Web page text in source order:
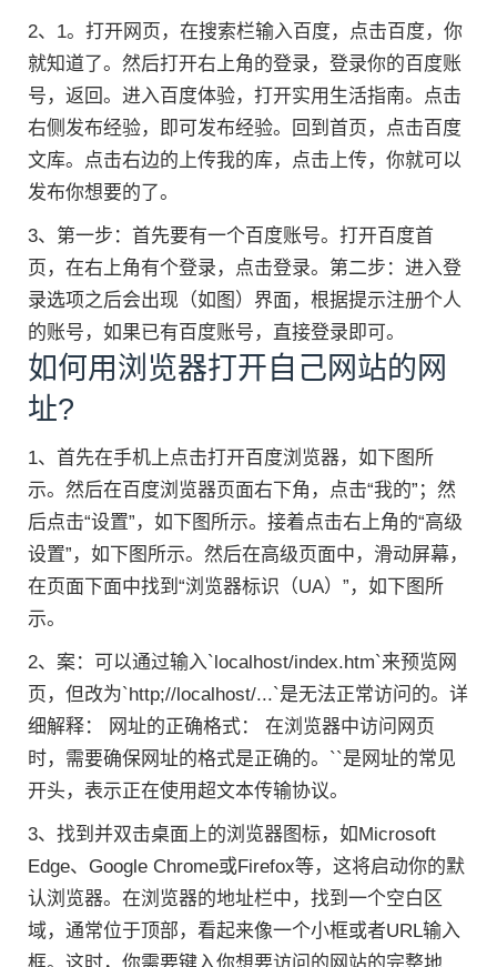
2、1。打开网页，在搜索栏输入百度，点击百度，你
就知道了。然后打开右上角的登录，登录你的百度账
号，返回。进入百度体验，打开实用生活指南。点击
右侧发布经验，即可发布经验。回到首页，点击百度
文库。点击右边的上传我的库，点击上传，你就可以
发布你想要的了。
3、第一步：首先要有一个百度账号。打开百度首
页，在右上角有个登录，点击登录。第二步：进入登
录选项之后会出现（如图）界面，根据提示注册个人
的账号，如果已有百度账号，直接登录即可。
如何用浏览器打开自己网站的网
址?
1、首先在手机上点击打开百度浏览器，如下图所
示。然后在百度浏览器页面右下角，点击“我的”；然
后点击“设置”，如下图所示。接着点击右上角的“高级
设置”，如下图所示。然后在高级页面中，滑动屏幕，
在页面下面中找到“浏览器标识（UA）”，如下图所
示。
2、案：可以通过输入`localhost/index.htm`来预览网
页，但改为`http;//localhost/...`是无法正常访问的。详
细解释： 网址的正确格式： 在浏览器中访问网页
时，需要确保网址的格式是正确的。``是网址的常见
开头，表示正在使用超文本传输协议。
3、找到并双击桌面上的浏览器图标，如Microsoft
Edge、Google Chrome或Firefox等，这将启动你的默
认浏览器。在浏览器的地址栏中，找到一个空白区
域，通常位于顶部，看起来像一个小框或者URL输入
框。这时，你需要键入你想要访问的网站的完整地